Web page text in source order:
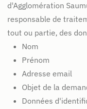
d'Agglomération
responsable de
tout ou partie, des
Nom
Prénom
Adresse email
Objet de la
Données